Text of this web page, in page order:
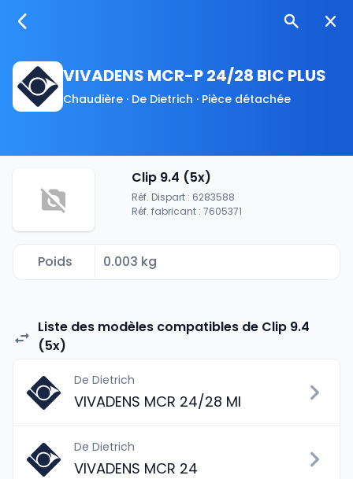
VIVADENS MCR-P 24/28 BIC PLUS
Chaudière · De Dietrich · Pièce détachée
Clip 9.4 (5x)
Réf. Dispart : 6283588
Réf. fabricant : 7605371
Poids 0.003 kg
Liste des modèles compatibles de Clip 9.4
(5x)
De Dietrich
VIVADENS MCR 24/28 MI
De Dietrich
VIVADENS MCR 24